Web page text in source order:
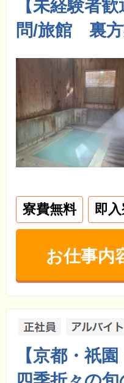
【未経験者
問/旅館 裏
寮費無料 即
お仕事内
【京都・祇